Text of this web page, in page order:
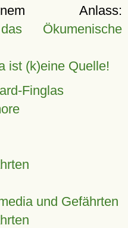
Anlass:
Ökumenische
ist (k)eine Quelle!
Finglas
und Gefährten